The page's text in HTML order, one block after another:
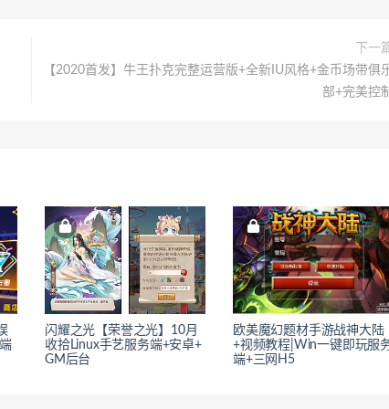
下一
【2020首发】牛王扑克完整运营版+全新IU风格+金币场带俱
部+完美控
闪耀之光【荣誉之光】10月
收拾Linux手艺服务端+安卓+
GM后台
欧美魔幻题材手游战神大陆
+视频教程|Win一键即玩服
端+三网H5